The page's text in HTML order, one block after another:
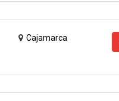
Cajamarca